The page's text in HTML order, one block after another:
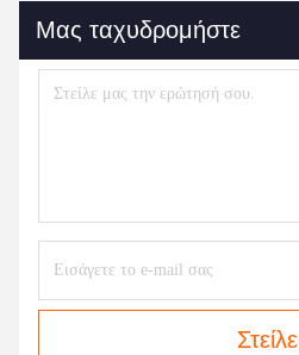
Μας ταχυδρομήστε
Στείλε